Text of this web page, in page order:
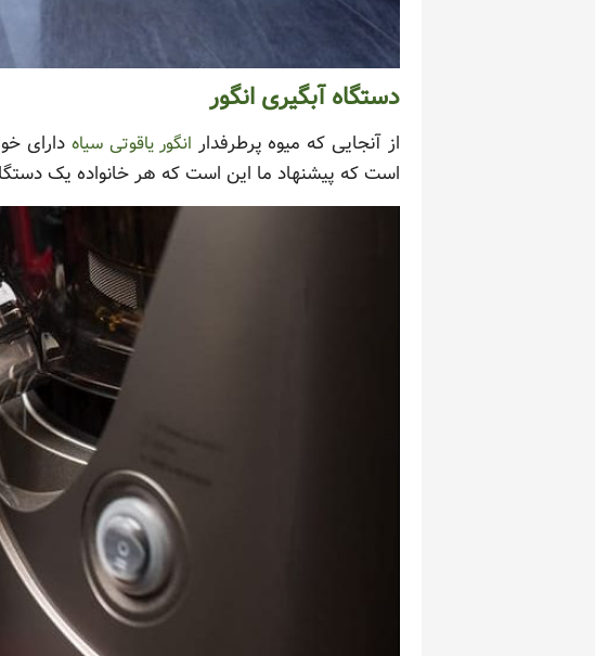
دستگاه آبگیری انگور
از آنجایی که میوه پرطرفدار انگور یاقوتی سیاهدارای
است که پیشنهاد ما این است که هر خانواده یک